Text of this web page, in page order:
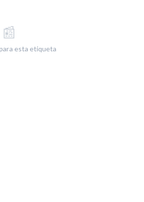
📰
esta etiqueta